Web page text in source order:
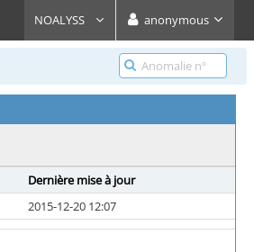
NOALYSS anonymous
Dernière mise à jour
2015-12-20 12:07